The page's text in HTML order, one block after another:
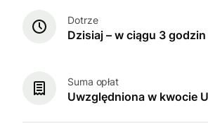
Dotrze
Dzisiaj – w ciągu 3 godzin
Suma opłat
Uwzględniona w kwocie